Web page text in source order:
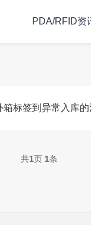
PDA/RFID资
标签到异常入库
共1页 1条